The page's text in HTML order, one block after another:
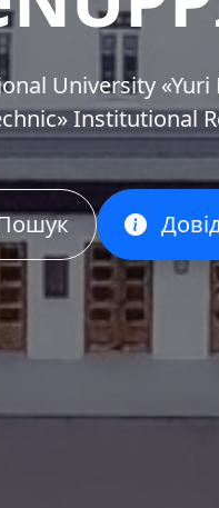
University
Institutional